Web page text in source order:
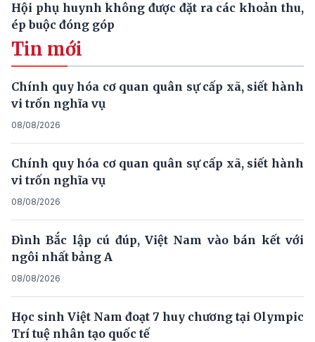
Hội phụ huynh không được đặt ra các khoản thu,
ép buộc đóng góp
Tin mới
Chính quy hóa cơ quan quân sự cấp xã, siết hành
vi trốn nghĩa vụ
08/08/2026
Chính quy hóa cơ quan quân sự cấp xã, siết hành
vi trốn nghĩa vụ
08/08/2026
Đình Bắc lập cú đúp, Việt Nam vào bán kết với
ngôi nhất bảng A
08/08/2026
Học sinh Việt Nam đoạt 7 huy chương tại Olympic
Trí tuệ nhân tạo quốc tế